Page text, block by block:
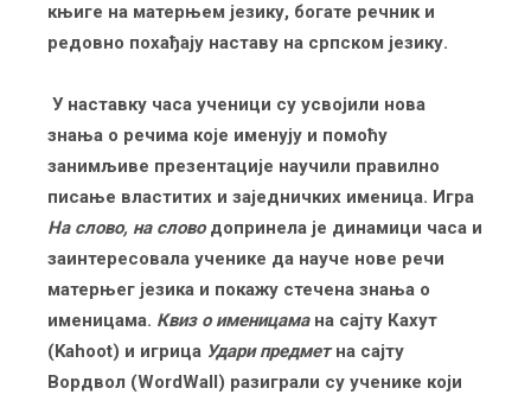
књиге на матерњем језику, богате речник и
редовно похађају наставу на српском језику.
У наставку часа ученици су усвојили нова
знања о речима које именују и помоћу
занимљиве презентације научили правилно
писање властитих и заједничких именица. Игра
На слово, на слово допринела је динамици часа и
заинтересовала ученике да науче нове речи
матерњег језика и покажу стечена знања о
именицама. Квиз о именицамана сајту Кахут
(Kahoot) и игрица Удари предметна сајту
Вордвол (WordWall) разиграли су ученике који